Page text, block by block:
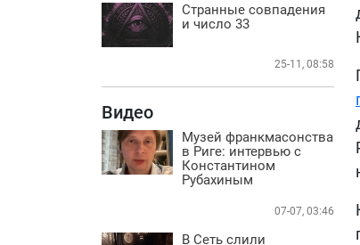
Странные совпадения
и число 33
25-11, 08:58
Видео
Музей франкмасонства
в Риге: интервью с
Константином
Рубахиным
07-07, 03:46
В Сеть слили